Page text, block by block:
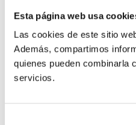
Esta página web usa
Las cookies de este sitio
Además, compartimos
quienes pueden combinarla
servicios.